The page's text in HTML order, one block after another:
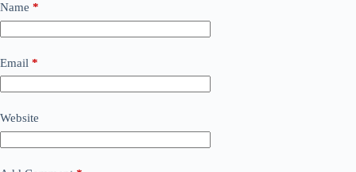
Name *
Email *
Website